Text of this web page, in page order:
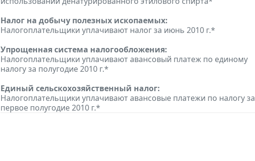
Налог на добычу полезных ископаемых:
Налогоплательщики уплачивают налог за июнь 2010 г.*
Упрощенная система налогообложения:
Налогоплательщики уплачивают авансовый платеж по единому
налогу за полугодие 2010 г.*
Единый сельскохозяйственный налог:
Налогоплательщики уплачивают авансовые платежи по налогу за
первое полугодие 2010 г.*